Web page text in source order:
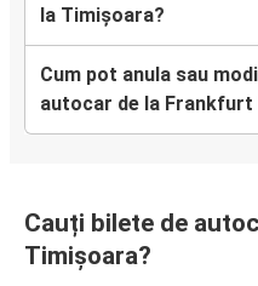
la Timișoara?
Cum pot anula sau
autocar de la Frankfurt
Cauți bilete de
Timișoara?